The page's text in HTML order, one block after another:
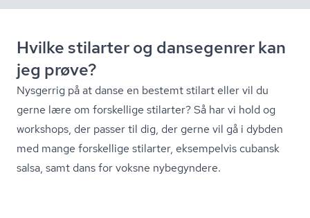
Hvilke stilarter og dansegenrer kan
jeg prøve?
Nysgerrig på at danse en bestemt stilart eller vil du
gerne lære om forskellige stilarter? Så har vi hold og
workshops, der passer til dig, der gerne vil gå i dybden
med mange forskellige stilarter, eksempelvis cubansk
salsa, samt dans for voksne nybegyndere.